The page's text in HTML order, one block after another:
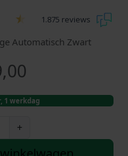
1.875 reviews
Automatisch Zwart
1 werkdag
+